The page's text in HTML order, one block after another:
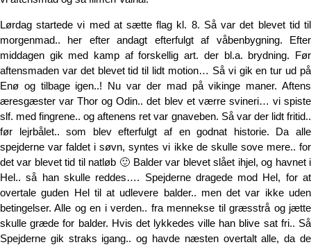
Lørdag startede vi med at sætte flag kl. 8. Så var det blevet tid til
morgenmad.. her efter andagt efterfulgt af våbenbygning. Efter
middagen gik med kamp af forskellig art. der bl.a. brydning. Før
aftensmaden var det blevet tid til lidt motion… Så vi gik en tur ud på
Enø og tilbage igen..! Nu var der mad på vikinge maner. Aftens
æresgæster var Thor og Odin.. det blev et værre svineri… vi spiste
slf. med fingrene.. og aftenens ret var gnaveben. Så var der lidt fritid..
før lejrbålet.. som blev efterfulgt af en godnat historie. Da alle
spejderne var faldet i søvn, syntes vi ikke de skulle sove mere.. for
det var blevet tid til natløb 🙂 Balder var blevet slået ihjel, og havnet i
Hel.. så han skulle reddes…. Spejderne dragede mod Hel, for at
overtale guden Hel til at udlevere balder.. men det var ikke uden
betingelser. Alle og en i verden.. fra mennekse til græsstrå og jætte
skulle græde for balder. Hvis det lykkedes ville han blive sat fri.. Så
Spejderne gik straks igang.. og havde næsten overtalt alle, da de